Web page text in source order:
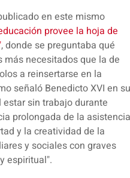
en este mismo
provee la hoja de
, donde se preguntaba qué
necesitados que la de
a reinsertarse en la
señaló Benedicto XVI en su
estar sin trabajo durante
prolongada de la asistencia
y la creatividad de la
y sociales con graves
espiritual".